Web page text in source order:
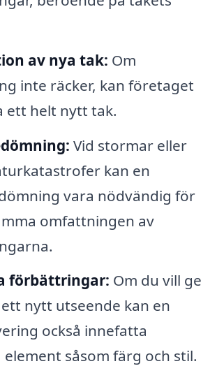
av nya tak: Om
inte räcker, kan företaget
ett helt nytt tak.
Vid stormar eller
kan en
vara nödvändig för
omfattningen av
förbättringar: Om du vill ge
nytt utseende kan en
också innefatta
element såsom färg och stil.